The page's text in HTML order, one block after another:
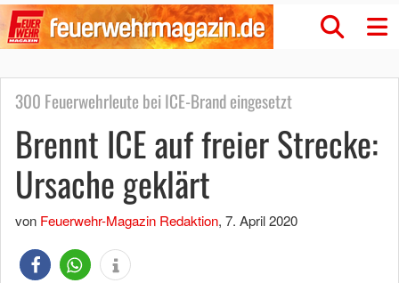
300 Feuerwehrleute bei ICE-Brand eingesetzt
Brennt ICE auf freier Strecke:
Ursache geklärt
von Feuerwehr-Magazin Redaktion, 7. April 2020